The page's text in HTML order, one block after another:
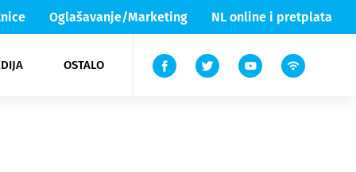
Oglašavanje/Marketing NL online i pretplata
OSTALO
Lika & Senj
TV